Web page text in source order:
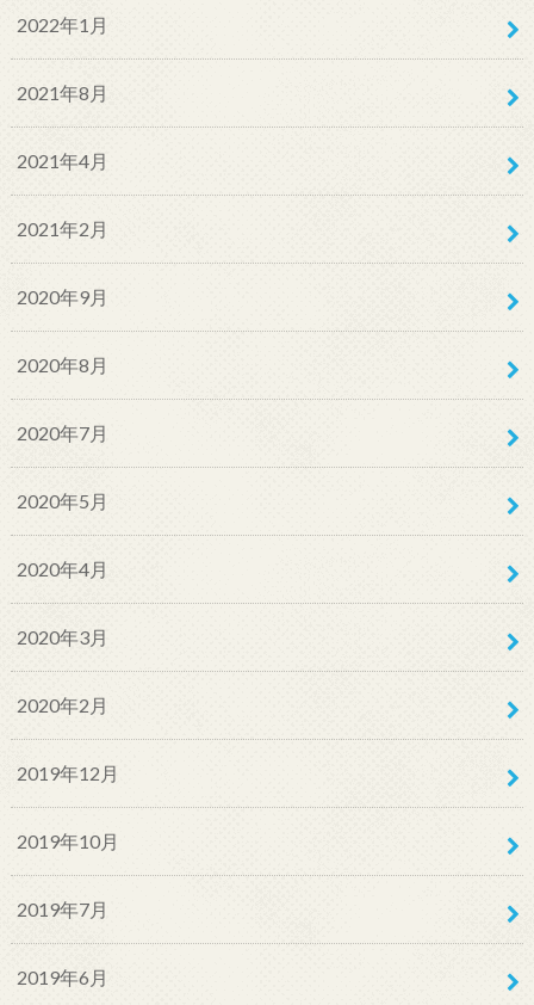
2022年1月
2021年8月
2021年4月
2021年2月
2020年9月
2020年8月
2020年7月
2020年5月
2020年4月
2020年3月
2020年2月
2019年12月
2019年10月
2019年7月
2019年6月